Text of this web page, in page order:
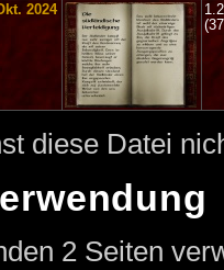
2024
diese Datei
2 Seiten